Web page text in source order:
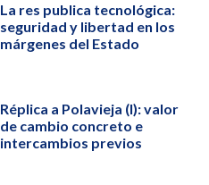
La res publica tecnológica:
seguridad y libertad en los
márgenes del Estado
Réplica a Polavieja (I): valor
de cambio concreto e
intercambios previos